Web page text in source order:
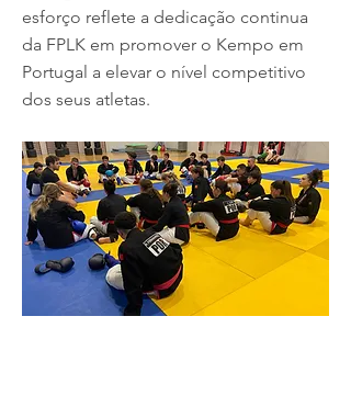
esforço reflete a dedicação continua
da FPLK em promover o Kempo em
Portugal a elevar o nível competitivo
dos seus atletas.